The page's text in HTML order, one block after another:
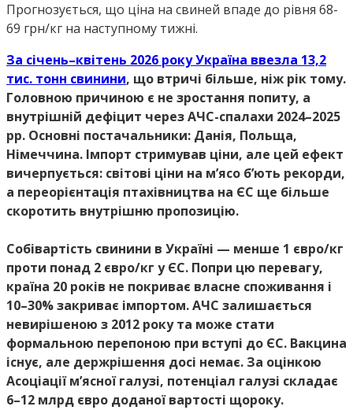
Прогнозується, що ціна на свиней впаде до рівня 68-
69 грн/кг на наступному тижні.
За січень–квітень 2026 року Україна ввезла 13,2
тис. тонн свинини, що втричі більше, ніж рік тому.
Головною причиною є не зростання попиту, а
внутрішній дефіцит через АЧС-спалахи 2024–2025
рр. Основні постачальники: Данія, Польща,
Німеччина. Імпорт стримував ціни, але цей ефект
вичерпується: світові ціни на м’ясо б’ють рекорди,
а переорієнтація птахівництва на ЄС ще більше
скоротить внутрішню пропозицію.
Собівартість свинини в Україні — менше 1 євро/кг
проти понад 2 євро/кг у ЄС. Попри цю перевагу,
країна 20 років не покриває власне споживання і
10–30% закриває імпортом. АЧС залишається
невирішеною з 2012 року та може стати
формальною перепоною при вступі до ЄС. Вакцина
існує, але держрішення досі немає. За оцінкою
Асоціації м’ясної галузі, потенціал галузі складає
6–12 млрд євро доданої вартості щороку.